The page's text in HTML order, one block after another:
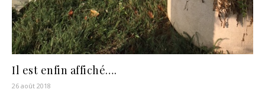
Il est enfin affiché….
26 août 2018